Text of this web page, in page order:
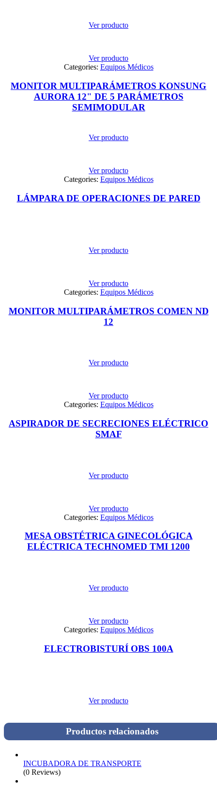
Ver producto
Ver producto
Categories: Equipos Médicos
MONITOR MULTIPARÁMETROS KONSUNG
AURORA 12" DE 5 PARÁMETROS
SEMIMODULAR
Ver producto
Ver producto
Categories: Equipos Médicos
LÁMPARA DE OPERACIONES DE PARED
Ver producto
Ver producto
Categories: Equipos Médicos
MONITOR MULTIPARÁMETROS COMEN ND
12
Ver producto
Ver producto
Categories: Equipos Médicos
ASPIRADOR DE SECRECIONES ELÉCTRICO
SMAF
Ver producto
Ver producto
Categories: Equipos Médicos
MESA OBSTÉTRICA GINECOLÓGICA
ELÉCTRICA TECHNOMED TMI 1200
Ver producto
Ver producto
Categories: Equipos Médicos
ELECTROBISTURÍ OBS 100A
Ver producto
Productos relacionados
INCUBADORA DE TRANSPORTE
(0 Reviews)